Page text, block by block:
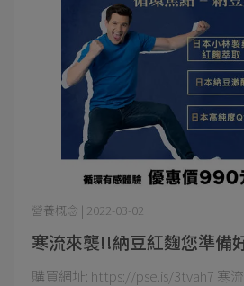
寒流來襲!!納豆紅麴您準備
營養概念 | 2022-03-02
購買網址: https://pse.is/3tvah7 寒